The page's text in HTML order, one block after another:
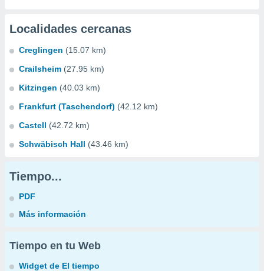
Localidades cercanas
Creglingen (15.07 km)
Crailsheim (27.95 km)
Kitzingen (40.03 km)
Frankfurt (Taschendorf) (42.12 km)
Castell (42.72 km)
Schwäbisch Hall (43.46 km)
Tiempo...
PDF
Más información
Tiempo en tu Web
Widget de El tiempo